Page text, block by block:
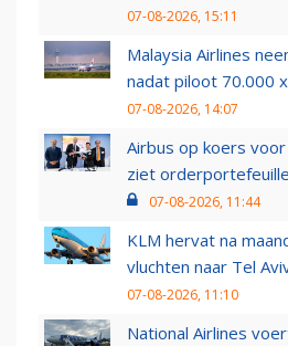
07-08-2026, 15:11
Malaysia Airlines
nadat piloot 70.000
07-08-2026, 14:07
Airbus op koers
ziet
07-08-2026, 11:44
KLM hervat na
vluchten naar Tel
07-08-2026, 11:10
National Airlines